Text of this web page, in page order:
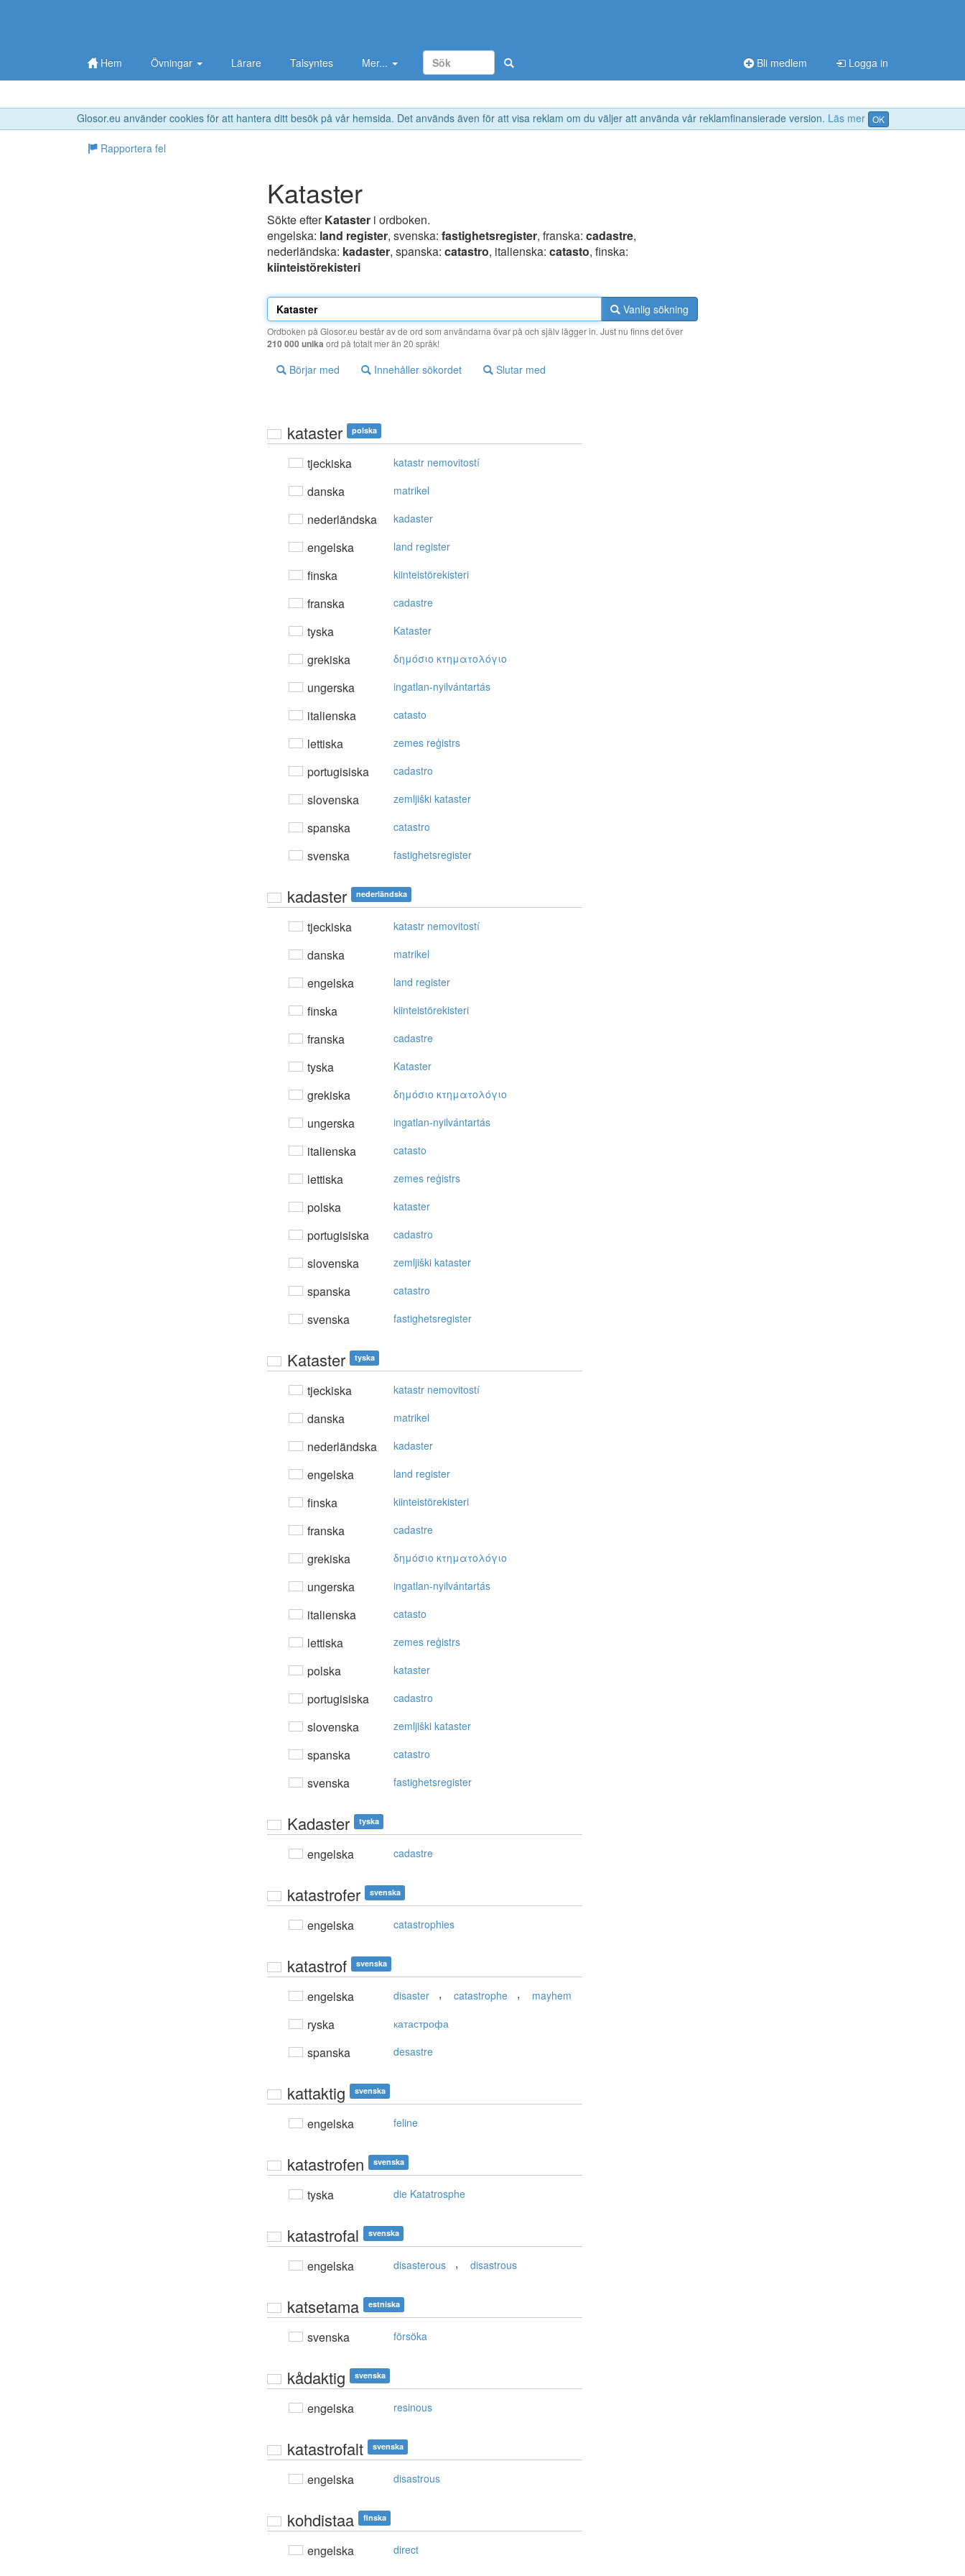
Glosor.eu använder cookies för att hantera ditt besök på vår hemsida. Det används även för att visa reklam om du väljer att använda vår reklamfinansierade version. Läs mer OK
Hem Övningar Lärare Talsyntes Mer... Bli medlem Logga in
Rapportera fel
Kataster
Sökte efterKataster i ordboken.
engelska: land register, svenska: fastighetsregister, franska: cadastre,
nederländska: kadaster, spanska: catastro, italienska: catasto, finska:
kiinteistörekisteri
Vanlig sökning
Ordboken på Glosor.eu består av de ord som användarna övar på och själv lägger in. Just nu finns det över
210 000 unika ord på totalt mer än 20 språk!
Börjar med Innehåller sökordet Slutar med
kataster polska
tjeckiska katastr nemovitostí
danska matrikel
nederländska kadaster
engelska land register
finska kiinteistörekisteri
franska cadastre
tyska Kataster
grekiska δημόσιo κτηματoλόγιo
ungerska ingatlan-nyilvántartás
italienska catasto
lettiska zemes reģistrs
portugisiska cadastro
slovenska zemljiški kataster
spanska catastro
svenska fastighetsregister
kadaster nederländska
tjeckiska katastr nemovitostí
danska matrikel
engelska land register
finska kiinteistörekisteri
franska cadastre
tyska Kataster
grekiska δημόσιo κτηματoλόγιo
ungerska ingatlan-nyilvántartás
italienska catasto
lettiska zemes reģistrs
polska kataster
portugisiska cadastro
slovenska zemljiški kataster
spanska catastro
svenska fastighetsregister
Kataster tyska
tjeckiska katastr nemovitostí
danska matrikel
nederländska kadaster
engelska land register
finska kiinteistörekisteri
franska cadastre
grekiska δημόσιo κτηματoλόγιo
ungerska ingatlan-nyilvántartás
italienska catasto
lettiska zemes reģistrs
polska kataster
portugisiska cadastro
slovenska zemljiški kataster
spanska catastro
svenska fastighetsregister
Kadaster tyska
engelska cadastre
katastrofer svenska
engelska catastrophies
katastrof svenska
engelska disaster , catastrophe , mayhem
ryska катастрофа
spanska desastre
kattaktig svenska
engelska feline
katastrofen svenska
tyska die Katatrosphe
katastrofal svenska
engelska disasterous , disastrous
katsetama estniska
svenska försöka
kådaktig svenska
engelska resinous
katastrofalt svenska
engelska disastrous
kohdistaa finska
engelska direct